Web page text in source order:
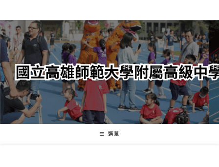
轉
至
主
內
容
選單